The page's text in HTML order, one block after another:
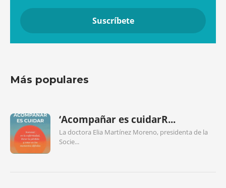
Más populares
‘Acompañar es cuidarR...
La doctora Elia Martínez Moreno, presidenta de la
Socie...